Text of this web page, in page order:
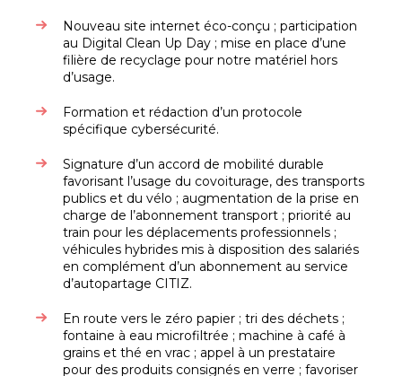
Nouveau site internet éco-conçu ; participation
au Digital Clean Up Day ; mise en place d’une
filière de recyclage pour notre matériel hors
d’usage.
Formation et rédaction d’un protocole
spécifique cybersécurité.
Signature d’un accord de mobilité durable
favorisant l’usage du covoiturage, des transports
publics et du vélo ; augmentation de la prise en
charge de l’abonnement transport ; priorité au
train pour les déplacements professionnels ;
véhicules hybrides mis à disposition des salariés
en complément d’un abonnement au service
d’autopartage CITIZ.
En route vers le zéro papier ; tri des déchets ;
fontaine à eau microfiltrée ; machine à café à
grains et thé en vrac ; appel à un prestataire
pour des produits consignés en verre ; favoriser